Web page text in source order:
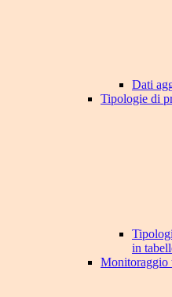
Dati
Tipologie di
in
Monitoraggio